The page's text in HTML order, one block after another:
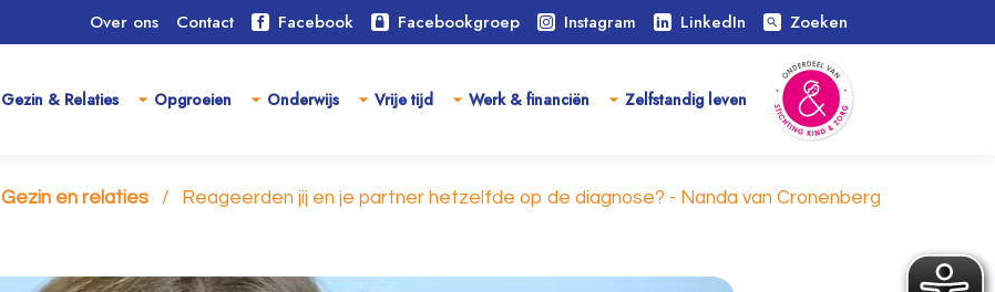
Over ons Contact Facebook Facebookgroep Instagram LinkedIn search Zoeken
Gezin & Relaties Opgroeien Onderwijs Vrije tijd Werk & financiën Zelfstandig leven
Gezin en relaties Reageerden jij en je partner hetzelfde op de diagnose? - Nanda van Cronenberg